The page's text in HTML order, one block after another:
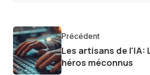
Précédent
Les artisans de l'IA:
héros méconnus